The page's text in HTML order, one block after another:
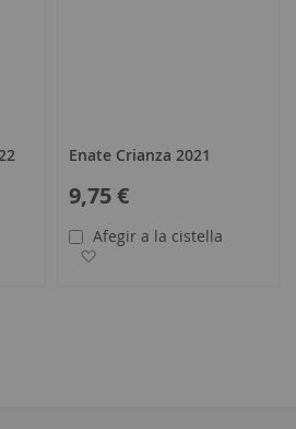
Enate Crianza 2021
9,75 €
Afegir a la cistella